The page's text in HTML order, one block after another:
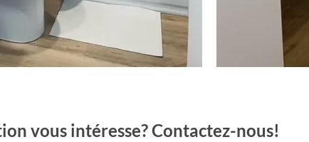
vous intéresse? Contactez-nous!